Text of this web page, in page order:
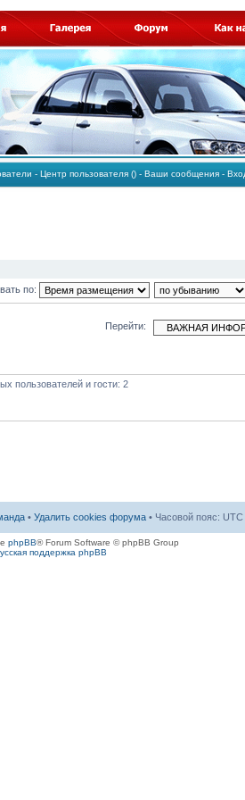
- Центр пользователя () - Ваши сообщения -
по:
Перейти:
пользователей и гости: 2
• Удалить cookies форума • Часовой пояс:
phpBB® Forum Software © phpBB Group
поддержка phpBB